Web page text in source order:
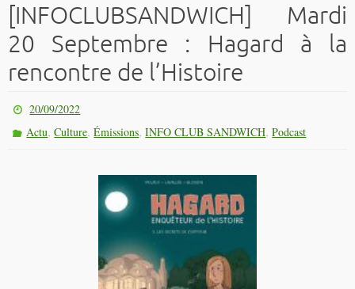
[INFOCLUBSANDWICH] Mardi
20 Septembre : Hagard à la
rencontre de l’Histoire
20/09/2022
Actu,Culture,Émissions,INFO CLUB SANDWICH,Podcast